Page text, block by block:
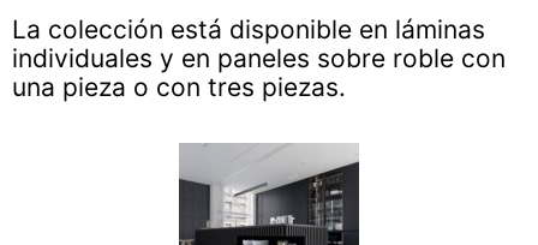
La colección está disponible en láminas
individuales y en paneles sobre roble con
una pieza o con tres piezas.